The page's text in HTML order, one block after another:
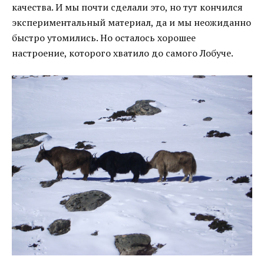
качества. И мы почти сделали это, но тут кончился
экспериментальный материал, да и мы неожиданно
быстро утомились. Но осталось хорошее
настроение, которого хватило до самого Лобуче.